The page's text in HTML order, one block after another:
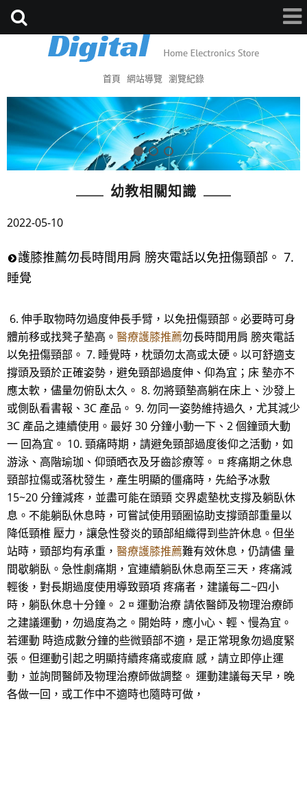
首頁 網站導覽 瀏覽紀錄
幼教相關知識
2022-05-10
護膝推薦勿長時間用肩 膀夾電話以免扭傷頸部。 7.
睡覺
6. 伸手取物時勿過度伸長手臂，以免扭傷頸部。必要時可身
體前移或找凳子墊高。 醫療護膝推薦勿長時間用肩 膀夾電話
以免扭傷頸部。 7. 睡覺時，枕頭勿太高或太硬。以可舒適支
撐頭及頸於正確姿勢，避免頸部過度伸、仰為宜；床 墊亦不
應太軟，儘量勿俯臥太久。 8. 勿將頸墊高躺在床上、沙發上
或側臥看書報、3C 產品。 9. 勿同一姿勢維持過久，尤其減少
3C 產品之連續使用。最好 30 分鐘小動一下、2 個鐘頭大動
一 回為宜。 10. 頸痛時期，請避免頸部過度後仰之活動，如
游泳、高階瑜珈、仰頭晒衣及牙齒診療等。 ¤ 疼痛期之休息
頸部拉傷或落枕發生，產生明顯的僵痛時，先給予冰敷
15~20 分鐘減疼，並盡可能在頭頸 交界處墊枕支撐及躺臥休
息。不能躺臥休息時，可嘗試使用頸圈協助支撐頭部重量以
降低頸椎 壓力，讓急性發炎的頸部組織得到些許休息。但坐
站時，頸部均有承重， 醫療護膝推薦難有效休息，仍請儘 量
間歇躺臥。急性劇痛期，宜連續躺臥休息兩至三天，疼痛減
輕後，對長期過度使用導致頸項 疼痛者，建議每二~四小
時，躺臥休息十分鐘。 2 ¤ 運動治療 請依醫師及物理治療師
之建議運動，勿過度為之。開始時，應小心、輕、慢為宜。
若運動 時造成數分鐘的些微頸部不適，是正常現象勿過度緊
張。但運動引起之明顯持續疼痛或痠麻 感，請立即停止運
動，並詢問醫師及物理治療師做調整。 運動建議每天早，晚
各做一回，或工作中不適時也隨時可做，